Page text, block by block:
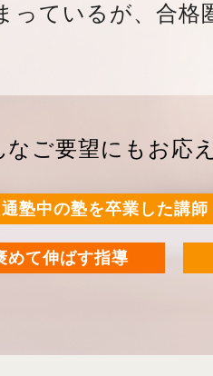
っているが、合格
ご要望にも お応
通塾中の塾を卒業した講師
めて伸ばす指導